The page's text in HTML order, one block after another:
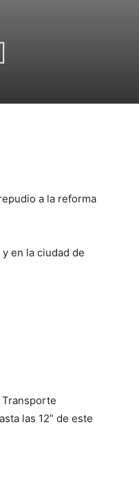
a la reforma
en la ciudad de
las 12” de este